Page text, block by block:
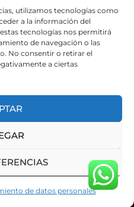
utilizamos tecnologías como
a la información del
tecnologías nos permitirá
de navegación o las
No consentir o retirar el
a ciertas
de datos personales
datos personales